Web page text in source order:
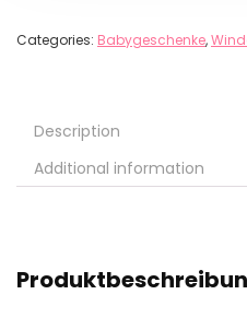
Categories: Babygeschenke,
Description
Additional information